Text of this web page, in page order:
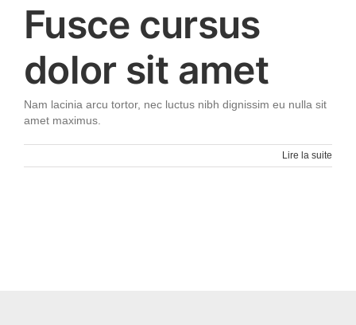
Fusce cursus
dolor sit amet
Nam lacinia arcu tortor, nec luctus nibh dignissim eu nulla sit
amet maximus.
Lire la suite